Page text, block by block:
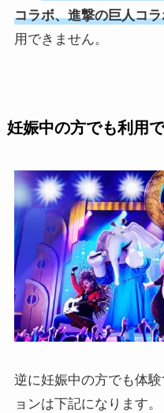
コラボ、進撃の巨人コ
用できません。
妊娠中の方でも利用
逆に妊娠中の方でも体
ョンは下記になります。